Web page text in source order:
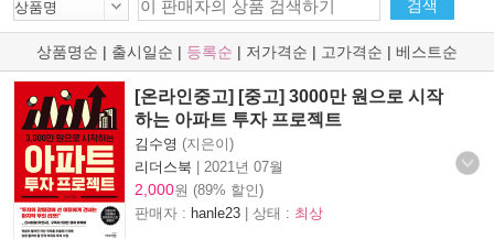
검색
상품명순 | 출시일순 | 등록순 | 저가격순 | 고가격순 | 베스트순
[온라인중고] [중고] 3000만 원으로 시작
하는 아파트 투자 프로젝트
김수영 (지은이)
리더스북 | 2021년 07월
2,000원 (89% 할인)
판매자 : hanle23 | 상태 : 최상